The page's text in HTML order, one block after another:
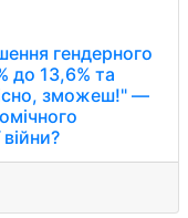
гендерного
до 13,6% та
зможеш!" —